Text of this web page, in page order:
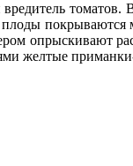
то­матов.
покрываются
опрыскивают
желтые